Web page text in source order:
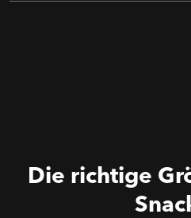
Die richtige